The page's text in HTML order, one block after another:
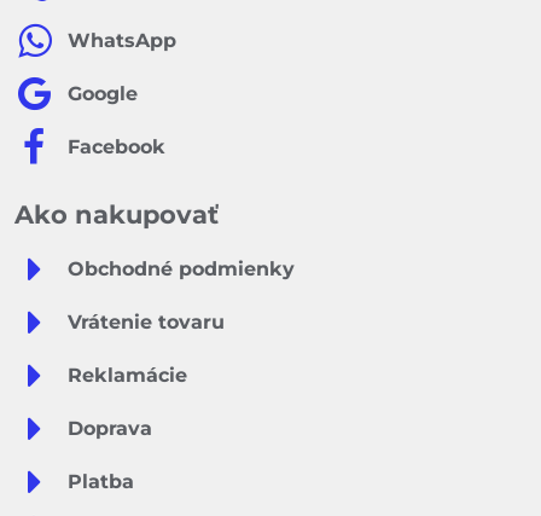
WhatsApp
Google
Facebook
Ako nakupovať
Obchodné podmienky
Vrátenie tovaru
Reklamácie
Doprava
Platba